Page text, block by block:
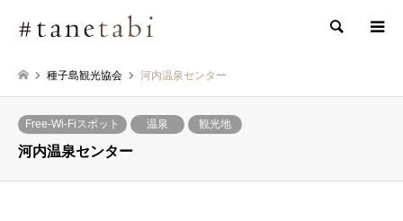
検索
種子島観光協会 河内温泉センター
Free-Wi-Fiスポット 温泉 観光地
河内温泉センター